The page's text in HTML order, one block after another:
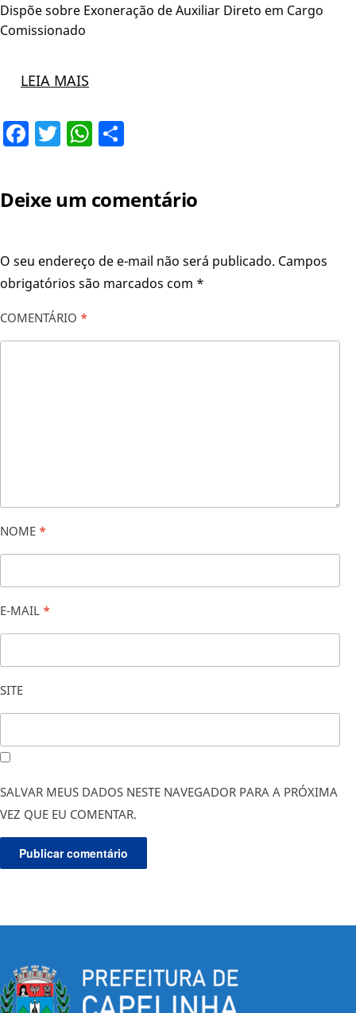
Dispõe sobre Exoneração de Auxiliar Direto em Cargo
Comissionado
LEIA MAIS
Facebook
TwitterWhatsApp
Deixe um comentário
O seu endereço de e-mail não será publicado. Campos
obrigatórios são marcados com *
COMENTÁRIO *
NOME *
E-MAIL *
SITE
SALVAR MEUS DADOS NESTE NAVEGADOR PARA A PRÓXIMA
VEZ QUE EU COMENTAR.